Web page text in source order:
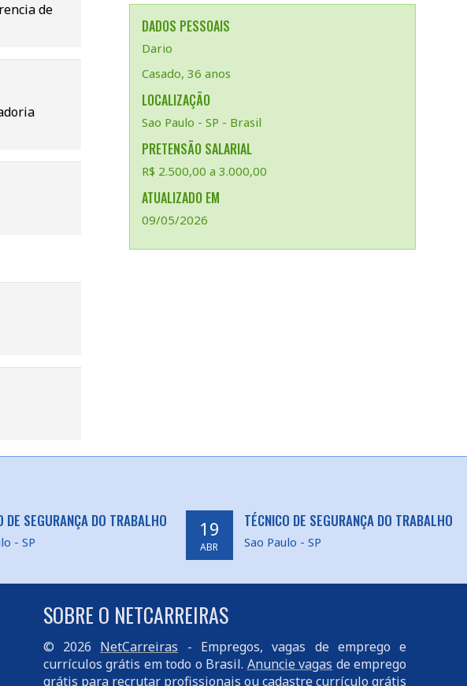
DADOS PESSOAIS
Dario
Casado, 36 anos
LOCALIZAÇÃO
Sao Paulo - SP - Brasil
PRETENSÃO SALARIAL
R$ 2.500,00 a 3.000,00
ATUALIZADO EM
09/05/2026
de
DE SEGURANÇA DO TRABALHO
- SP
19
ABR
TÉCNICO DE SEGURANÇA DO TRABALHO
Sao Paulo - SP
SOBRE O NETCARREIRAS
© 2026 NetCarreiras - Empregos, vagas de emprego e
currículos grátis em todo o Brasil. Anuncie vagas de emprego
grátis para recrutar profissionais oucadastre currículo grátis